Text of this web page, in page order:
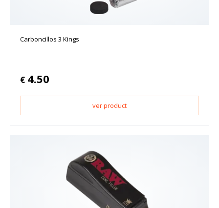
Carboncillos 3 Kings
€ 4.50
ver product